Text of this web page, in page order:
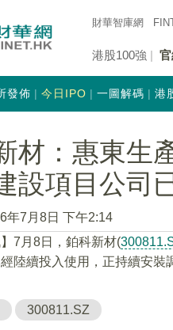
財華智庫網
港股100強 官
發佈 今日IPO 一圖解碼 港
材：惠東生
設項目公司
年7月8日 下午2:14
】7月8日，鉑科新材(
陸續投入使用，正持續安裝
300811.SZ